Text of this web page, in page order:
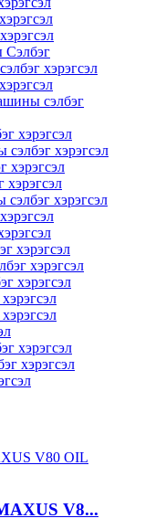
хэрэгсэл
сэлбэг
хэрэгсэл
хэрэгсэл
хэрэгсэл
хэрэгсэл
хэрэгсэл
хэрэгсэл
хэрэгсэл
хэрэгсэл
хэрэгсэл
V8...